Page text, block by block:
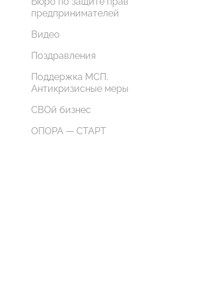
предпринимателей
Видео
Поздравления
Поддержка МСП.
Антикризисные меры
СВОй бизнес
ОПОРА — СТАРТ